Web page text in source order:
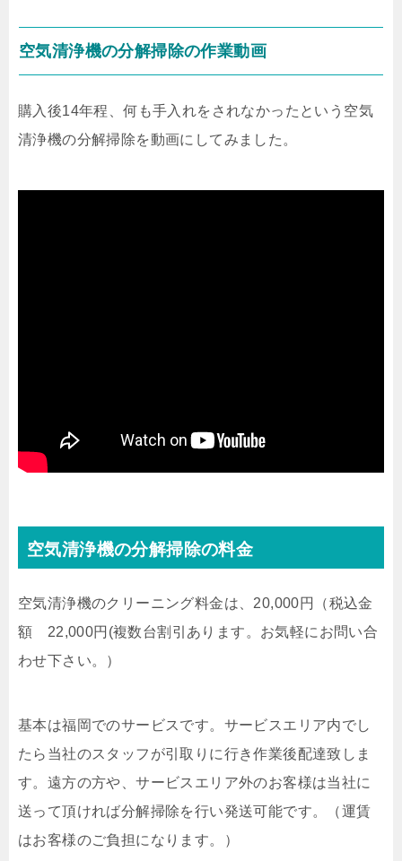
空気清浄機の分解掃除の作業動画
購入後14年程、何も手入れをされなかったという空気
清浄機の分解掃除を動画にしてみました。
空気清浄機の分解掃除の料金
空気清浄機のクリーニング料金は、20,000円（税込金
額 22,000円(複数台割引あります。お気軽にお問い合
わせ下さい。）
基本は福岡でのサービスです。サービスエリア内でし
たら当社のスタッフが引取りに行き作業後配達致しま
す。遠方の方や、サービスエリア外のお客様は当社に
送って頂ければ分解掃除を行い発送可能です。（運賃
はお客様のご負担になります。）